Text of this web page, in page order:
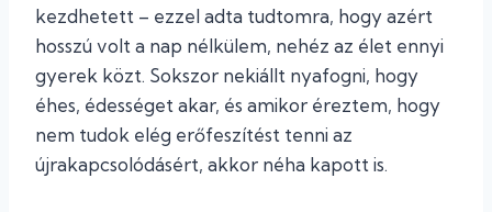
kezdhetett – ezzel adta tudtomra, hogy azért
hosszú volt a nap nélkülem, nehéz az élet ennyi
gyerek közt. Sokszor nekiállt nyafogni, hogy
éhes, édességet akar, és amikor éreztem, hogy
nem tudok elég erőfeszítést tenni az
újrakapcsolódásért, akkor néha kapott is.